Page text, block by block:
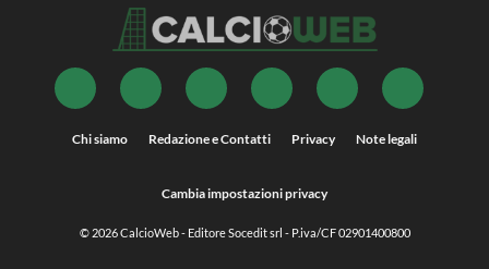
Chi siamo Redazione e Contatti Privacy Note legali
Cambia impostazioni privacy
© 2026CalcioWeb- Editore Socedit srl - P.iva/CF 02901400800